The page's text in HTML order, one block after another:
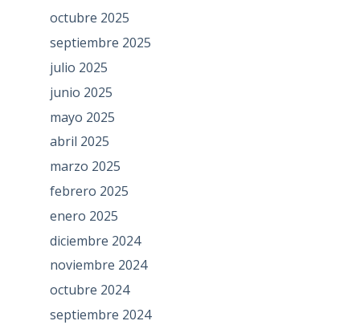
octubre 2025
septiembre 2025
julio 2025
junio 2025
mayo 2025
abril 2025
marzo 2025
febrero 2025
enero 2025
diciembre 2024
noviembre 2024
octubre 2024
septiembre 2024